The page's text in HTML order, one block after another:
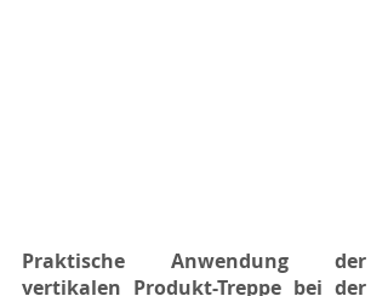
Praktische Anwendung der
vertikalen Produkt-Treppe bei der